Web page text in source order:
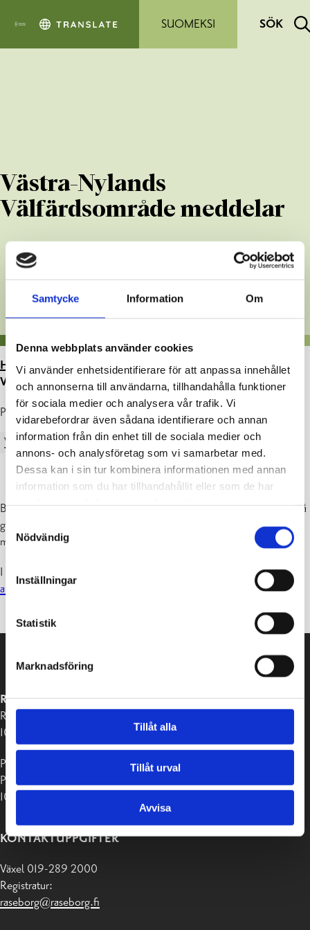
Samtycke Information Om
Denna webbplats använder cookies
Vi använder enhetsidentifierare för att anpassa innehållet
och annonserna till användarna, tillhandahålla funktioner
för sociala medier och analysera vår trafik. Vi
vidarebefordrar även sådana identifierare och annan
information från din enhet till de sociala medier och
annons- och analysföretag som vi samarbetar med.
Dessa kan i sin tur kombinera informationen med annan
information som du har tillhandahållit eller som de har
Samtyckesval
Nödvändig
Inställningar
Statistik
Marknadsföring
Tillåt alla
Tillåt urval
Avvisa
SUOMEKSI
SÖK
Västra-Nylands
Välfärdsområde meddelar
HEM >ARTIKLAR>VÄSTRA-NYLANDS
VÄLFÄRDSOMRÅDE MEDDELAR
Publicerad : 16.02.2023
VÄLFÄRDSOMRÅDE
Bokningssystemet för lokalen i Villa Anemone (Karis) har ändrats på
grund av centraliseringen av telefonrådgivningen för äldre från och
med 20.12.2022.
I fortsättningen kan du boka utrymmet via email
palvelukeskus.villa-
anemone@luvn.fi
RASEBORGS STAD
Raseborgsvägen 37
10650 Ekenäs
Postadress:
PB 58
10611 Raseborg
KONTAKTUPPGIFTER
Växel 019-289 2000
Registratur:
raseborg@raseborg.fi